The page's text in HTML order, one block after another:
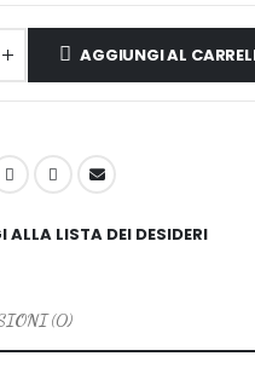
AGGIUNGI AL
ALLA LISTA DEI DESIDERI
(0)